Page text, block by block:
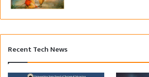
Recent Tech News